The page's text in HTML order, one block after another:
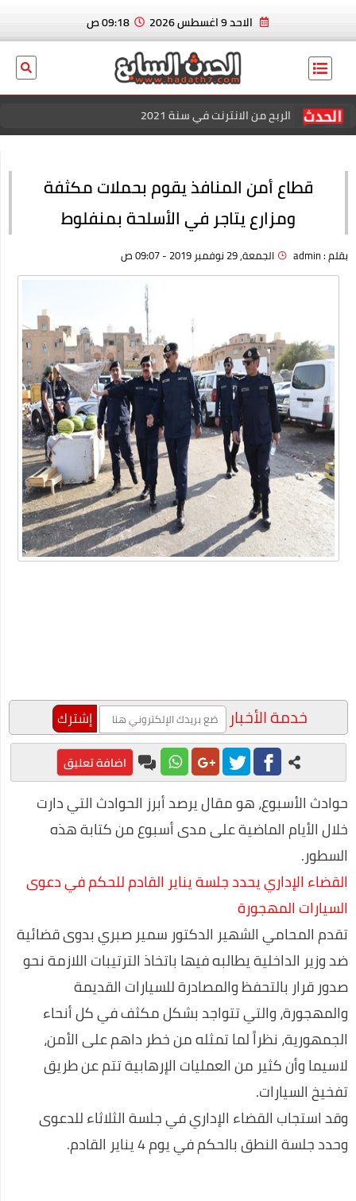
الاحد 9 اغسطس 2026
الربح من الانترنت في سنة 2021
إسلامه رسميا
بسكوت العشردقايق
الربح من الانترنت في سنة 2021
منصة كل الكوبونات للحصول علي افضل خصم عند الشراء
افضل خصومات المتاجر الإلكترونية للتسوق عبر كوبون زاد
اقوي عروض وباقات فودافون
أداة محول التاريخ
ما هو الفرق بين لقاحات كورونا الثلاث الشهيرة؟ وأي واحد يتوجب
عليك أن تأخذه؟
شركة خدمات منزلية بالدمام
عبارات عن البيئة
أهمية دعم بحث وتطوير أعمال الشركات في الوقت الحالي
"شيخ عمد الصعيد" ٤٥ سنه عموديه
كتاب جديد للكاتب "محمد عبد المعز حميد " يرصد دور وسائل
الاجتماعي بعنوان "الإعلام العفوي"
محمد عبد المعز حميد يفوز بجائزة أفضل فيلم توعوي عن المخدرات
طرق مربحة للعمل من المنزل
محمد رجب يبدع في مسلسل ضربة معلم في اولي حلقات المسلسل
على غرار أحمد خالد توفيق.. محمود عوض يتألق في ربوع الثقافة
قرارات صارمة وغرامات كبيرة علي المواطنين لمواجهة كورونا
صناعة العطور في المنزل
مراحل علاج إدمان الكحول
احسن برامج الكمبيوتر 2020
التداول عن طريق الانترنت
فوائد السمسم المدهشة (أكثر من 10 فوائد رائعة)
طريقة عمل الفطير المشلتت مثل المخابز
عـــــــــاجل:مفاجئة من العيار الثقيل..مصادر استخباراتية تكشف عن
أسرار انسحاب العواضي من ردمان.."لن تصدق..؟
اعرف أكثر عن أكواد معرفة رصيد اتصالات 2020
قطاع أمن المنافذ يقوم بحملات مكثفة
ومزارع يتاجر في الأسلحة بمنفلوط
بقلم :admin الجمعة, 29 نوفمبر 2019 - 09:07 ص
خدمة الأخبار
اضافة تعليق
حوادث الأسبوع، هو مقال يرصد أبرز الحوادث التي دارت
خلال الأيام الماضية على مدى أسبوع من كتابة هذه
السطور.
القضاء الإداري يحدد جلسة يناير القادم للحكم في دعوى
السيارات المهجورة
تقدم المحامي الشهير الدكتور سمير صبري بدوى قضائية
ضد وزير الداخلية يطالبه فيها باتخاذ الترتيبات اللازمة نحو
صدور قرار بالتحفظ والمصادرة للسيارات القديمة
والمهجورة، والتي تتواجد بشكل مكثف في كل أنحاء
الجمهورية، نظراً لما تمثله من خطر داهم على الأمن،
لاسيما وأن كثير من العمليات الإرهابية تتم عن طريق
تفخيخ السيارات.
وقد استجاب القضاء الإداري في جلسة الثلاثاء للدعوى
وحدد جلسة النطق بالحكم في يوم 4 يناير القادم.